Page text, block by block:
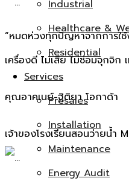
Industrial
Healthcare &
Residential
Services
Presales
Installation
Maintenance
Energy Audit
“หมดห่วงทุกปัญหาจากการ
เครื่องดี ไม่เสีย ไม่ซ่อมจุกจิก
คุณอาคเนย์-ฐิติยา โอกาด้า
เจ้าของโรงเรียนสอนว่ายน้ำ